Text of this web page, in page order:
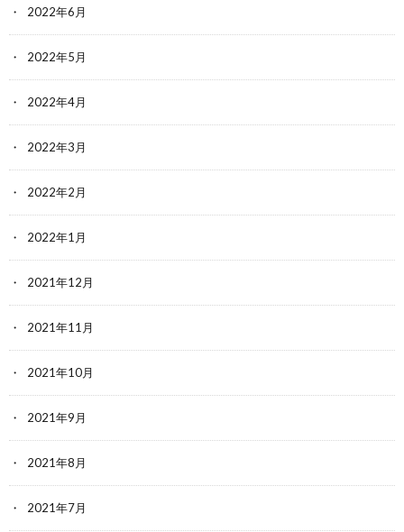
2022年6月
2022年5月
2022年4月
2022年3月
2022年2月
2022年1月
2021年12月
2021年11月
2021年10月
2021年9月
2021年8月
2021年7月